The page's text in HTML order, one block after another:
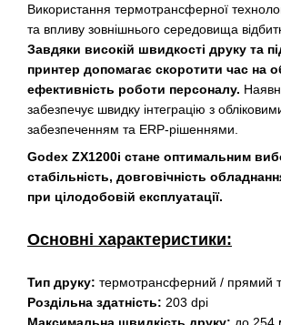
Використання термотрансферної
та впливу зовнішнього середовища
Завдяки високій швидкості друку та
принтер допомагає скоротити час на
ефективність роботи персоналу.
забезпечує швидку інтеграцію з
забезпеченням та ERP-рішеннями.
Godex ZX1200i стане оптимальним
стабільність, довговічність
при цілодобовій експлуатації.
Основні характеристики:
Тип друку: термотрансферний / прямий
Роздільна здатність: 203 dpi